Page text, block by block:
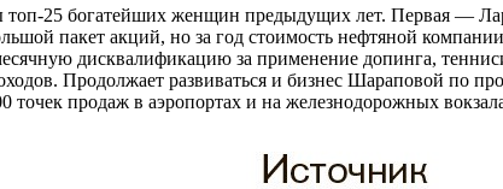
топ-25 богатейших женщин предыдущих лет. Первая —
пакет акций, но за год стоимость нефтяной
дисквалификацию за применение допинга,
Продолжает развиваться и бизнес Шараповой по
точек продаж в аэропортах и на железнодорожных